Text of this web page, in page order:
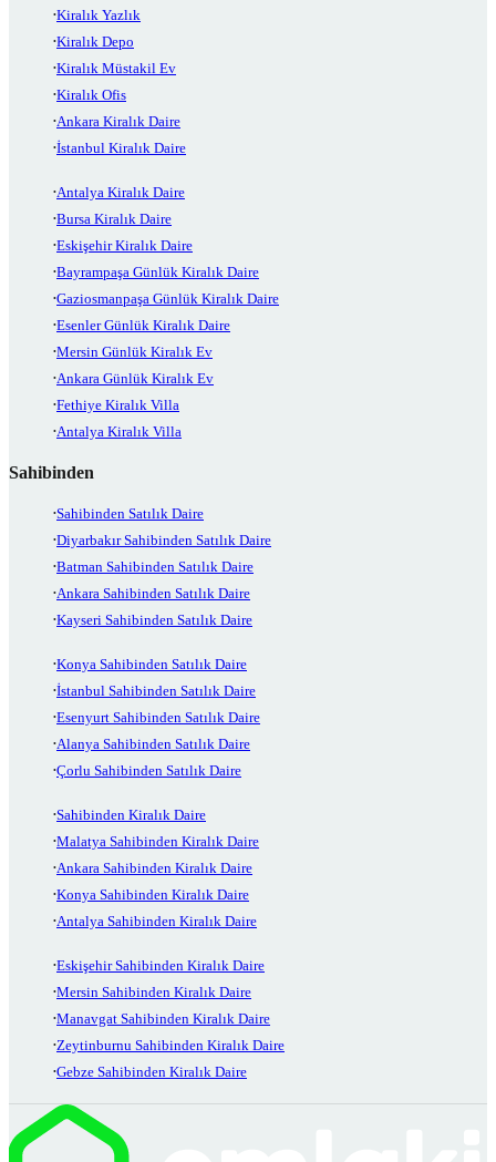
Kiralık Yazlık
Kiralık Depo
Kiralık Müstakil Ev
Kiralık Ofis
Ankara Kiralık Daire
İstanbul Kiralık Daire
Antalya Kiralık Daire
Bursa Kiralık Daire
Eskişehir Kiralık Daire
Bayrampaşa Günlük Kiralık Daire
Gaziosmanpaşa Günlük Kiralık Daire
Esenler Günlük Kiralık Daire
Mersin Günlük Kiralık Ev
Ankara Günlük Kiralık Ev
Fethiye Kiralık Villa
Antalya Kiralık Villa
Sahibinden
Sahibinden Satılık Daire
Diyarbakır Sahibinden Satılık Daire
Batman Sahibinden Satılık Daire
Ankara Sahibinden Satılık Daire
Kayseri Sahibinden Satılık Daire
Konya Sahibinden Satılık Daire
İstanbul Sahibinden Satılık Daire
Esenyurt Sahibinden Satılık Daire
Alanya Sahibinden Satılık Daire
Çorlu Sahibinden Satılık Daire
Sahibinden Kiralık Daire
Malatya Sahibinden Kiralık Daire
Ankara Sahibinden Kiralık Daire
Konya Sahibinden Kiralık Daire
Antalya Sahibinden Kiralık Daire
Eskişehir Sahibinden Kiralık Daire
Mersin Sahibinden Kiralık Daire
Manavgat Sahibinden Kiralık Daire
Zeytinburnu Sahibinden Kiralık Daire
Gebze Sahibinden Kiralık Daire